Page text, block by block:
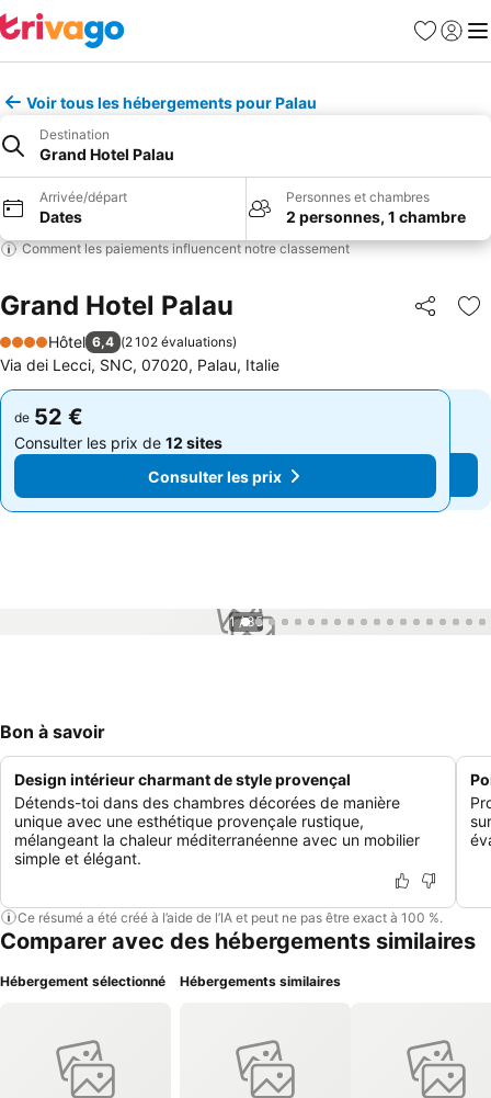
Favoris
Se
Voir tous les hébergements pour Palau
Destination
Grand Hotel Palau
Arrivée/départ
Dates
Personnes et chambres
2 personnes, 1 chambre
Comment les paiements influencent notre classement
Grand Hotel Palau Partager
4 Étoiles
Hôtel 6,4 (2 102 évaluations)
Via dei Lecci, SNC, 07020, Palau, Italie
de 52 €
Consulter les prix de 12 sites
Consulter les prix
de 52 €
Consulter les prix de 12 sites
Consulter les prix
1 / 35
Bon à savoir
Design intérieur charmant de style provençal
Détends-toi dans des chambres décorées de manière
unique avec une esthétique provençale rustique,
mélangeant la chaleur méditerranéenne avec un mobilier
simple et élégant.
Ce résumé a été créé à l’aide de l’IA et peut ne pas être exact à 100 %.
Comparer avec des hébergements similaires
Hébergement sélectionné Hébergements similaires